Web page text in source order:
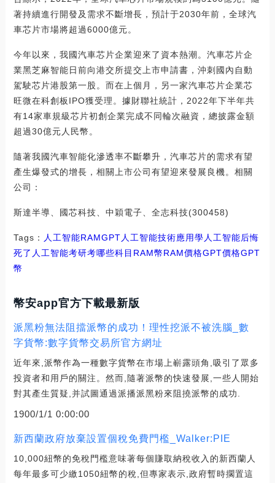
著持續進行開發及需求不斷增長，預計于2030年前，全球汽
車芯片市場將超過6000億元。
今年以來，我國汽車芯片企業迎來了資本熱潮。汽車芯片企
業黑芝麻智能日前向港交所提交上市申請書，沖刺國內自動
駕駛芯片港股第一股。而在上個月，另一家汽車芯片企業芯
旺微在科創板IPO獲受理。據財聯社統計，2022年下半年共
有14家車規級芯片初創企業完成不同輪次融資，總披露金額
超過30億元人民幣。
隨著我國汽車智能化滲透率不斷攀升，汽車芯片的需求有望
產生爆發式的增長，相關上市公司有望迎來發展良機。相關
公司：
斯達半導、國芯科技、中穎電子、全志科技(300458)
Tags： 人工智能RAMGPT人工智能技術應用學人工智能后悔
死了 人工智能考研考哪些科目RAM幣RAM價格GPT價格GPT
幣
幣安app官方下載最新版
派黑粉無法阻擋派幣的成功！理性挖派不被洗腦_數
字貨幣:數字貨幣交易所官方網址
近年來,派幣作為一種數字貨幣在市場上嶄露頭角,吸引了眾多
投資者和用戶的關注。然而,隨著派幣的快速發展,一些人開始
對其產生質疑,并試圖通過派播派黑粉來阻撓派幣的成功.
1900/1/1 0:00:00
新西蘭政府放棄設置個稅免費門檻_Walker:PIE
10,000紐幣的免稅門檻意味著每個賺取納稅收入的新西蘭人
每年最多可少繳1050紐幣的稅,但專家表示,政府暫時擱置這